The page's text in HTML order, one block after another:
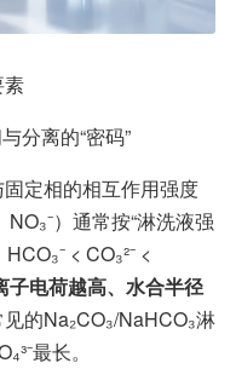
素
分离的“密码”
定相的相互作用强度
）通常按“淋洗液强
< CO₃²⁻ <
子电荷越高、水合半径
的Na₂CO₃/NaHCO₃淋
最长。